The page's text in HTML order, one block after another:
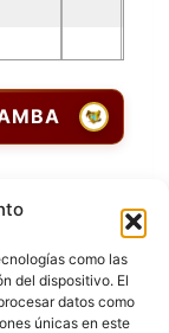
como las
del dispositivo. El
datos como
únicas en este
Goles
3 50